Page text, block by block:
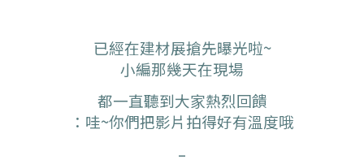
已經在建材展搶先曝光啦~
小編那幾天在現場
都一直聽到大家熱烈回饋
：哇~你們把影片拍得好有溫度哦
–